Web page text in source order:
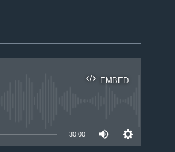
EMBED
30:00